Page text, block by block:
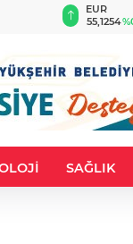
EUR
55,1254
SAĞLIK